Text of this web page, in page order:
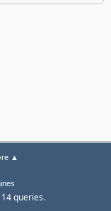
▲
queries.